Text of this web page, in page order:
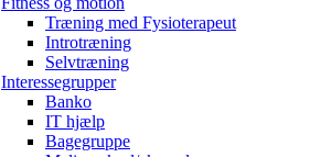
Træning med Fysioterapeut
Introtræning
Selvtræning
Interessegrupper
Banko
IT hjælp
Bagegruppe